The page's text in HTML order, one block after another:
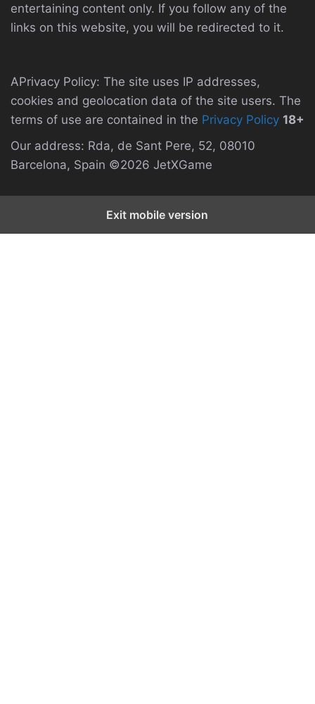
entertaining content only. If you follow any of the
links on this website, you will be redirected to it.
APrivacy Policy: The site uses IP addresses,
cookies and geolocation data of the site users. The
terms of use are contained in the Privacy Policy 18+
Our address: Rda, de Sant Pere, 52, 08010
Barcelona, Spain ©2026 JetXGame
Exit mobile version